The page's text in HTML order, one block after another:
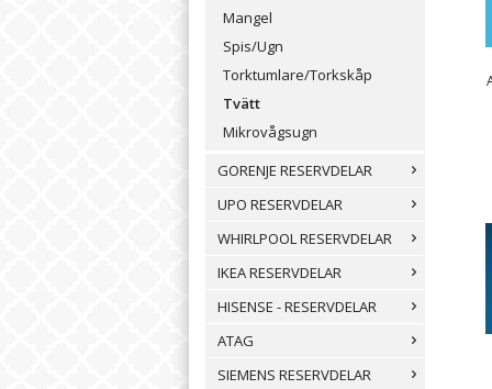
Mangel
Spis/Ugn
Torktumlare/Torkskåp
Tvätt
Mikrovågsugn
GORENJE RESERVDELAR
UPO RESERVDELAR
WHIRLPOOL RESERVDELAR
IKEA RESERVDELAR
HISENSE - RESERVDELAR
ATAG
SIEMENS RESERVDELAR